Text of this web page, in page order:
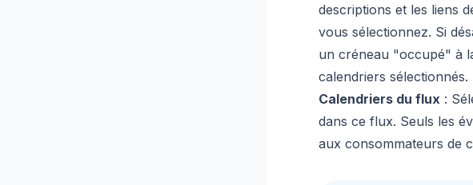
descriptions et les liens
vous sélectionnez. Si
un créneau "occupé" à
calendriers sélectionnés.
Calendriers du flux :
dans ce flux. Seuls les
aux consommateurs de